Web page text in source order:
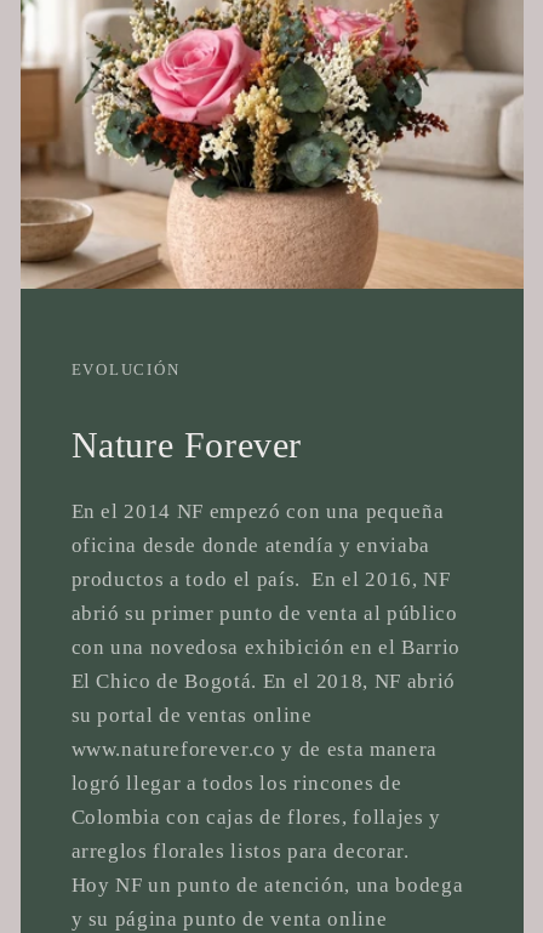
EVOLUCIÓN
Nature Forever
En el 2014 NF empezó con una pequeña
oficina desde donde atendía y enviaba
productos a todo el país. En el 2016, NF
abrió su primer punto de venta al público
con una novedosa exhibición en el Barrio
El Chico de Bogotá. En el 2018, NF abrió
su portal de ventas online
www.natureforever.co y de esta manera
logró llegar a todos los rincones de
Colombia con cajas de flores, follajes y
arreglos florales listos para decorar.
Hoy NF un punto de atención, una bodega
y su página punto de venta online